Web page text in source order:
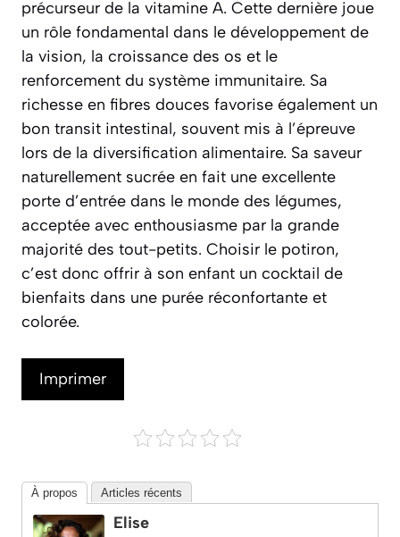
précurseur de la vitamine A. Cette dernière joue
un rôle fondamental dans le développement de
la vision, la croissance des os et le
renforcement du système immunitaire. Sa
richesse en fibres douces favorise également un
bon transit intestinal, souvent mis à l’épreuve
lors de la diversification alimentaire. Sa saveur
naturellement sucrée en fait une excellente
porte d’entrée dans le monde des légumes,
acceptée avec enthousiasme par la grande
majorité des tout-petits. Choisir le potiron,
c’est donc offrir à son enfant un cocktail de
bienfaits dans une purée réconfortante et
colorée.
Imprimer
À propos Articles récents
Elise